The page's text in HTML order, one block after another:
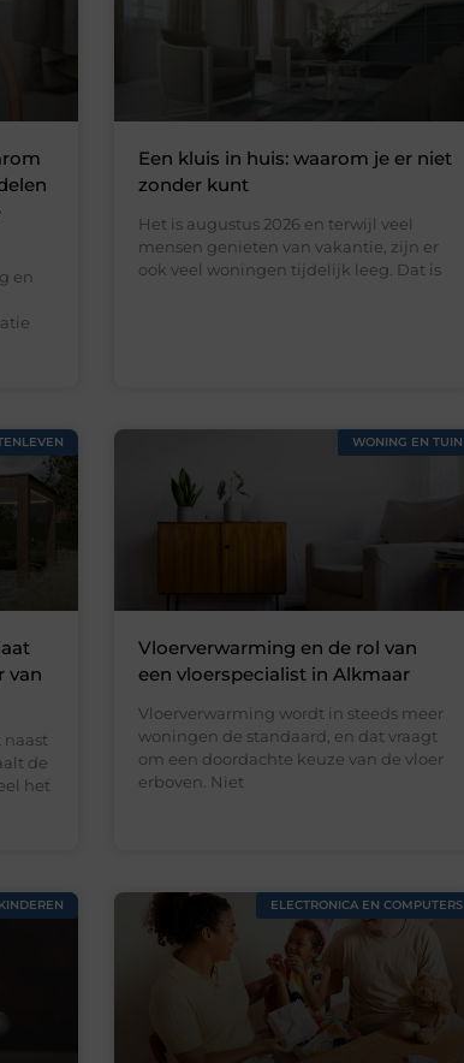
en
Een kluis in huis: waarom je er niet
zonder kunt
Het is augustus 2026 en terwijl veel
mensen genieten van vakantie, zijn er
ook veel woningen tijdelijk leeg. Dat is
van
naast
de
het
WONING EN TUIN
Vloerverwarming en de rol van
een vloerspecialist in Alkmaar
Vloerverwarming wordt in steeds meer
woningen de standaard, en dat vraagt
om een doordachte keuze van de vloer
erboven. Niet
KINDEREN ELECTRONICA EN COMPUTERS